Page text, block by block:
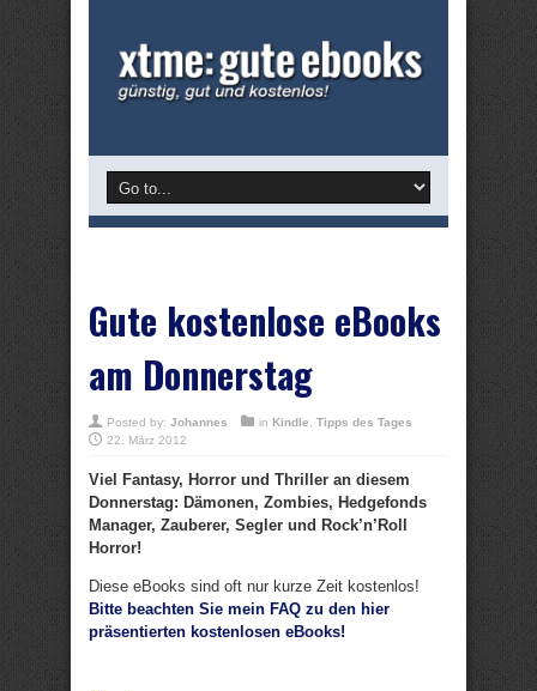
Gute kostenlose eBooks
am Donnerstag
Posted by: Johannes in Kindle
Tipps des Tages
22. März 2012
Viel Fantasy, Horror und Thriller an diesem
Donnerstag: Dämonen, Zombies, Hedgefonds
Manager, Zauberer, Segler und Rock’n’Roll
Horror!
Diese eBooks sind oft nur kurze Zeit kostenlos!
Bitte beachten Sie mein FAQ zu den hier
präsentierten kostenlosen eBooks!